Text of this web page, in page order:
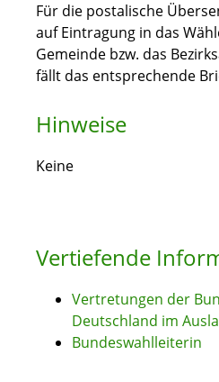
Für die postalische
auf Eintragung in das
Gemeinde bzw. das
fällt das entsprechende
Hinweise
Keine
Vertiefende
Vertretungen der
Deutschland im
Bundeswahlleiterin